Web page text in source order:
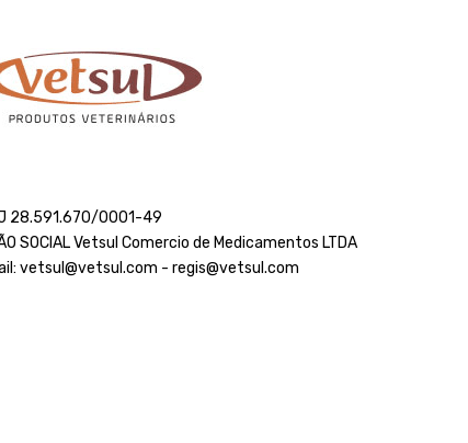
28.591.670/0001-49
SOCIAL Vetsul Comercio de Medicamentos LTDA
vetsul@vetsul.com - regis@vetsul.com